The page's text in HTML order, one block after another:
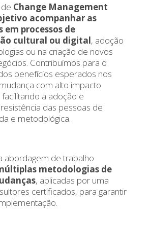
Change Management
acompanhar as
em processos de
cultural ou digital, adoção
ou na criação de novos
Contribuímos para o
benefícios esperados nos
com alto impacto
a adoção e
das pessoas de
e metodológica.
abordagem de trabalho
metodologias de
, aplicadas por uma
certificados, para garantir